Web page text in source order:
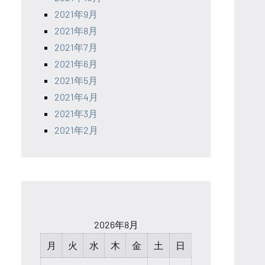
2021年9月
2021年8月
2021年7月
2021年6月
2021年5月
2021年4月
2021年3月
2021年2月
2026年8月
月
火 水 木 金 土 日